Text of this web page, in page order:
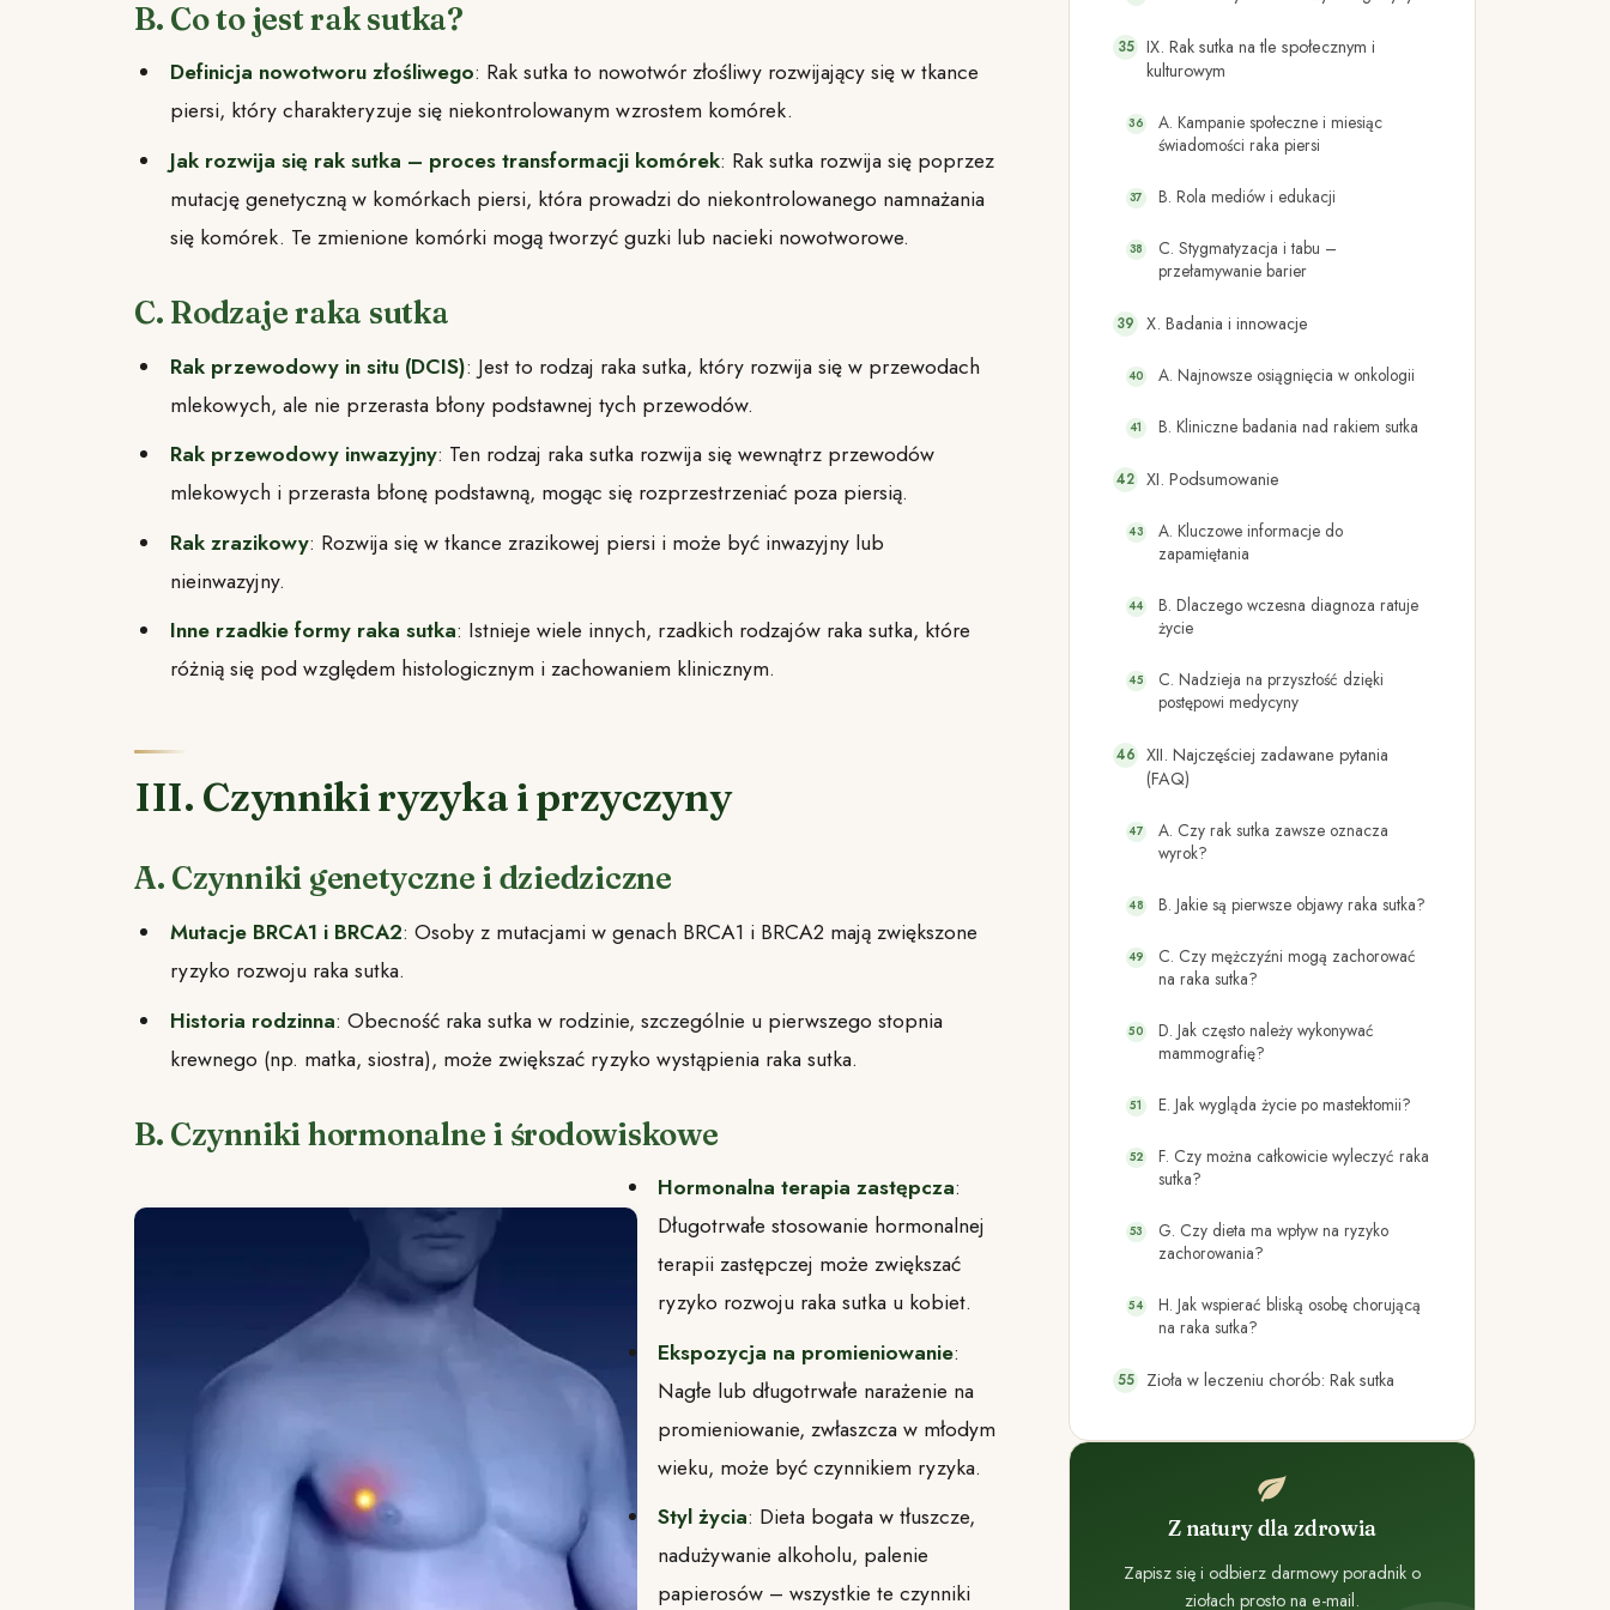
B. Co to jest rak sutka?
Definicja nowotworu złośliwego: Rak sutka to nowotwór złośliwy rozwijający się w tkance
piersi, który charakteryzuje się niekontrolowanym wzrostem komórek.
Jak rozwija się rak sutka – proces transformacji komórek: Rak sutka rozwija się poprzez
mutację genetyczną w komórkach piersi, która prowadzi do niekontrolowanego namnażania
się komórek. Te zmienione komórki mogą tworzyć guzki lub nacieki nowotworowe.
C. Rodzaje raka sutka
Rak przewodowy in situ (DCIS): Jest to rodzaj raka sutka, który rozwija się w przewodach
mlekowych, ale nie przerasta błony podstawnej tych przewodów.
Rak przewodowy inwazyjny: Ten rodzaj raka sutka rozwija się wewnątrz przewodów
mlekowych i przerasta błonę podstawną, mogąc się rozprzestrzeniać poza piersią.
Rak zrazikowy: Rozwija się w tkance zrazikowej piersi i może być inwazyjny lub
nieinwazyjny.
Inne rzadkie formy raka sutka: Istnieje wiele innych, rzadkich rodzajów raka sutka, które
różnią się pod względem histologicznym i zachowaniem klinicznym.
III. Czynniki ryzyka i przyczyny
A. Czynniki genetyczne i dziedziczne
Mutacje BRCA1 i BRCA2: Osoby z mutacjami w genach BRCA1 i BRCA2 mają zwiększone
ryzyko rozwoju raka sutka.
Historia rodzinna: Obecność raka sutka w rodzinie, szczególnie u pierwszego stopnia
krewnego (np. matka, siostra), może zwiększać ryzyko wystąpienia raka sutka.
B. Czynniki hormonalne i środowiskowe
Hormonalna terapia zastępcza:
Długotrwałe stosowanie hormonalnej
terapii zastępczej może zwiększać
ryzyko rozwoju raka sutka u kobiet.
Ekspozycja na promieniowanie:
Nagłe lub długotrwałe narażenie na
promieniowanie, zwłaszcza w młodym
wieku, może być czynnikiem ryzyka.
Styl życia: Dieta bogata w tłuszcze,
nadużywanie alkoholu, palenie
papierosów – wszystkie te czynniki
IX. Rak sutka na tle społecznym i
kulturowym
A. Kampanie społeczne i miesiąc
świadomości raka piersi
B. Rola mediów i edukacji
C. Stygmatyzacja i tabu –
przełamywanie barier
X. Badania i innowacje
A. Najnowsze osiągnięcia w onkologii
B. Kliniczne badania nad rakiem sutka
XI. Podsumowanie
A. Kluczowe informacje do
zapamiętania
B. Dlaczego wczesna diagnoza ratuje
życie
C. Nadzieja na przyszłość dzięki
postępowi medycyny
XII. Najczęściej zadawane pytania
(FAQ)
A. Czy rak sutka zawsze oznacza
wyrok?
B. Jakie są pierwsze objawy raka sutka?
C. Czy mężczyźni mogą zachorować
na raka sutka?
D. Jak często należy wykonywać
mammografię?
E. Jak wygląda życie po mastektomii?
F. Czy można całkowicie wyleczyć raka
sutka?
G. Czy dieta ma wpływ na ryzyko
zachorowania?
H. Jak wspierać bliską osobę chorującą
na raka sutka?
Zioła w leczeniu chorób: Rak sutka
Z natury dla zdrowia
Zapisz się i odbierz darmowy poradnik o
ziołach prosto na e-mail.